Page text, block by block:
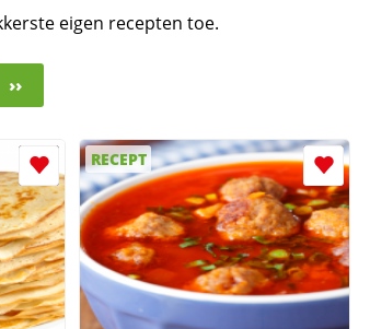
eigen recepten toe.
››
RECEPT